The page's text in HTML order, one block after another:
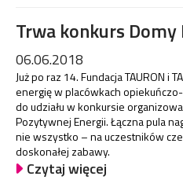
Trwa konkurs
06.06.2018
Już po raz 14. Fundacja TAURON i
energię w placówkach
do udziału w konkursie
Pozytywnej Energii. Łączna pula
nie wszystko – na uczestników
doskonałej zabawy.
Czytaj więcej